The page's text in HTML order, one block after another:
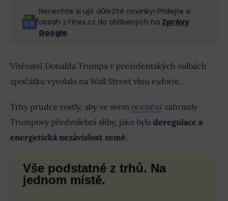
Nenechte si ujít důležité novinky! Přidejte si
obsah z Finex.cz do oblíbených na Zprávy
Google.
Vítězství Donalda Trumpa v prezidentských volbách
zpočátku vyvolalo na Wall Street vlnu euforie.
Trhy prudce rostly, aby ve svém ocenění zahrnuly
Trumpovy předvolební sliby, jako byla deregulace a
energetická nezávislost země.
Vše podstatné z trhů. Na
jednom místě.